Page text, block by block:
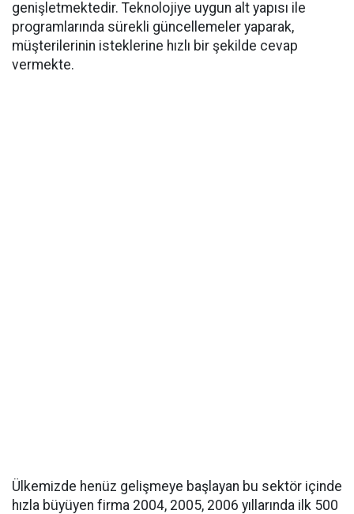
genişletmektedir. Teknolojiye uygun alt yapısı ile
programlarında sürekli güncellemeler yaparak,
müşterilerinin isteklerine hızlı bir şekilde cevap
vermekte.
Ülkemizde henüz gelişmeye başlayan bu sektör içinde
hızla büyüyen firma 2004, 2005, 2006 yıllarında ilk 500